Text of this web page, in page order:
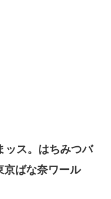
ッス。はちみつバ
京ばな奈ワール